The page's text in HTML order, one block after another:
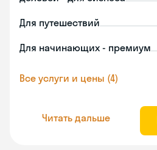
Для путешествий
Для начинающих - премиум
Все услуги и цены (4)
Читать дальше